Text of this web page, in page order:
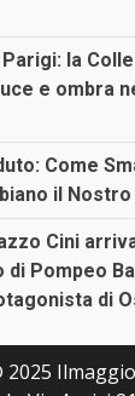
la
e ombra
Come
il
Cini
Pompeo
di